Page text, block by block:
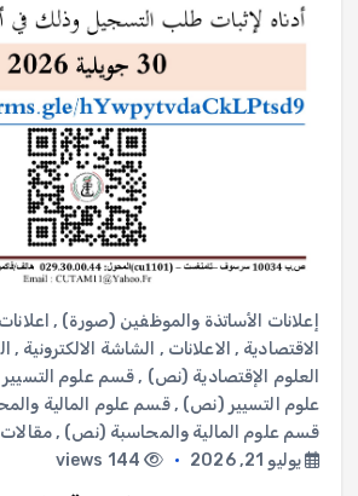
إعلانات الأساتذة والموظفين (صورة) ,
الاقتصادية , الاعلانات , الشاشة الالكترونية ,
العلوم الإقتصادية (نص) ,قسم علوم
علوم التسيير (نص) ,قسم علوم المالية
قسم علوم المالية والمحاسبة (نص) ,
يوليو 21, 2026
144 views